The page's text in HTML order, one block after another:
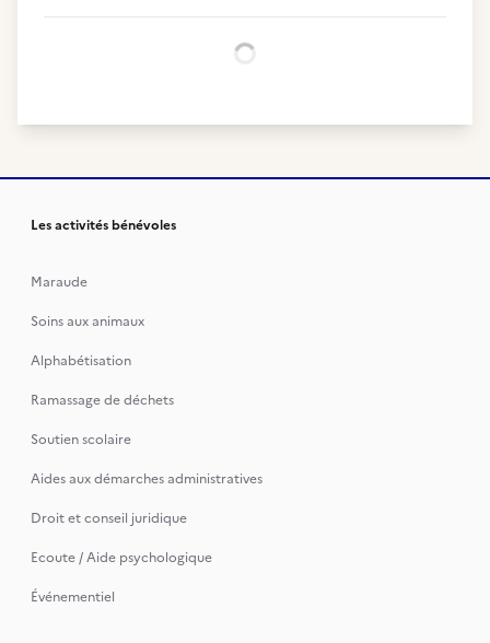
Les activités bénévoles
Maraude
Soins aux animaux
Alphabétisation
Ramassage de déchets
Soutien scolaire
Aides aux démarches administratives
Droit et conseil juridique
Ecoute / Aide psychologique
Événementiel